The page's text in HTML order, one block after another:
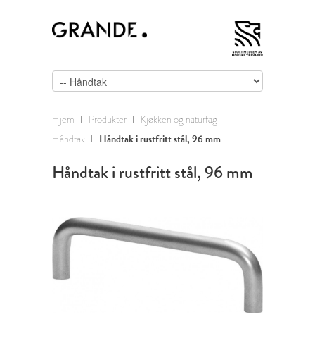
Hjem Produkter
Kjøkken og naturfag
Håndtak
Håndtak i rustfritt stål, 96 mm
Håndtak i rustfritt stål, 96 mm